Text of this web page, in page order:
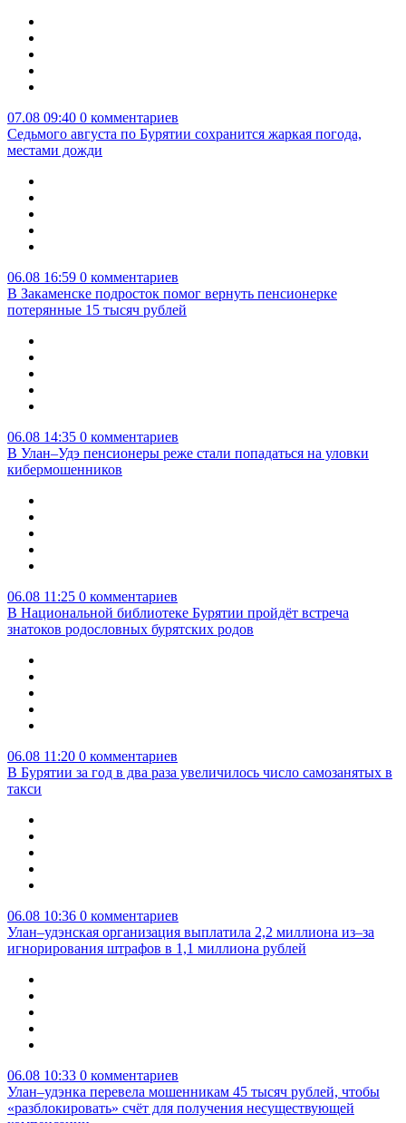
07.08 09:40 0 комментариев
Седьмого августа по Бурятии сохранится жаркая погода,
местами дожди
06.08 16:59 0 комментариев
В Закаменске подросток помог вернуть пенсионерке
потерянные 15 тысяч рублей
06.08 14:35 0 комментариев
В Улан–Удэ пенсионеры реже стали попадаться на уловки
кибермошенников
06.08 11:25 0 комментариев
В Национальной библиотеке Бурятии пройдёт встреча
знатоков родословных бурятских родов
06.08 11:20 0 комментариев
В Бурятии за год в два раза увеличилось число самозанятых в
такси
06.08 10:36 0 комментариев
Улан–удэнская организация выплатила 2,2 миллиона из–за
игнорирования штрафов в 1,1 миллиона рублей
06.08 10:33 0 комментариев
Улан–удэнка перевела мошенникам 45 тысяч рублей, чтобы
«разблокировать» счёт для получения несуществующей